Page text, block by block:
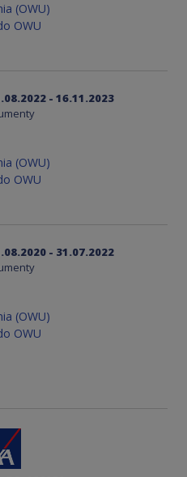
(OWU)
OWU
- 16.11.2023
(OWU)
OWU
- 31.07.2022
(OWU)
OWU